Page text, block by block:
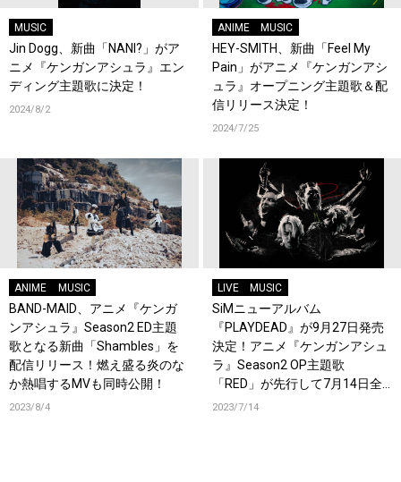
MUSIC
Jin Dogg、新曲「NANI?」がア
ニメ『ケンガンアシュラ』エン
ディング主題歌に決定！
2024/8/2
ANIME MUSIC
HEY-SMITH、新曲「Feel My
Pain」がアニメ『ケンガンアシ
ュラ』オープニング主題歌＆配
信リリース決定！
2024/7/25
ANIME MUSIC
BAND-MAID、アニメ『ケンガ
ンアシュラ』Season2 ED主題
歌となる新曲「Shambles」を
配信リリース！燃え盛る炎のな
か熱唱するMVも同時公開！
2023/8/4
LIVE MUSIC
SiMニューアルバム
『PLAYDEAD』が9月27日発売
決定！アニメ『ケンガンアシュ
ラ』Season2 OP主題歌
「RED」が先行して7月14日全
世界同時配信開始！更に10月よ
2023/7/14